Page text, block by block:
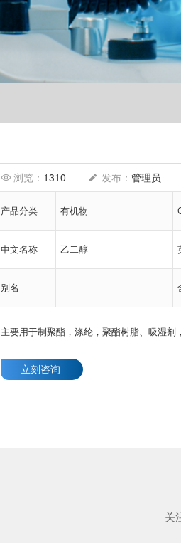
1310 管理员
产品分类 有机物‌‌
中文名称 乙二醇
别名
主要用于制聚酯，涤纶，聚酯树脂、吸湿剂
立刻咨询
关